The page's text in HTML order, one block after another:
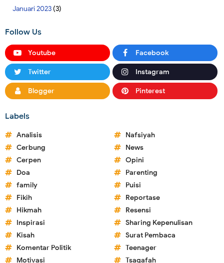
Januari 2023(3)
Follow Us
Youtube Facebook
Twitter Instagram
Blogger Pinterest
Labels
Analisis
Cerbung
Cerpen
Doa
family
Fikih
Hikmah
Inspirasi
Kisah
Komentar Politik
Motivasi
Nafsiyah
News
Opini
Parenting
Puisi
Reportase
Resensi
Sharing Kepenulisan
Surat Pembaca
Teenager
Tsaqafah